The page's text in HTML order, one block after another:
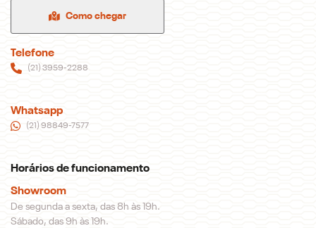
Como chegar
Telefone
(21) 3959-2288
Whatsapp
(21) 98849-7577
Horários de funcionamento
Showroom
De segunda a sexta, das 8h às 19h.
Sábado, das 9h às 19h.